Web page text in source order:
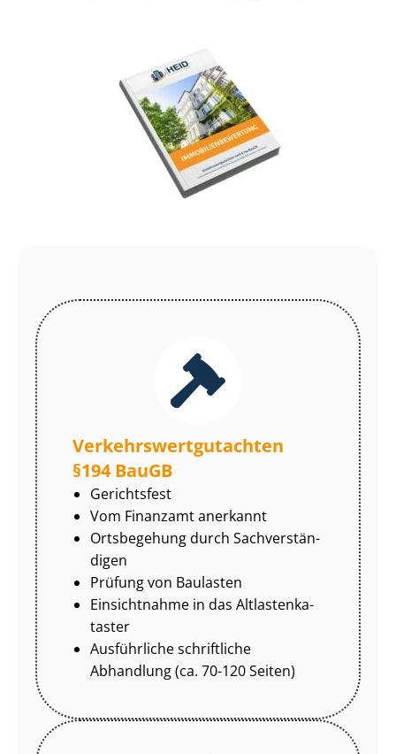
Ver­kehrs­wert­gut­ach­ten
§194 BauGB
Gerichtsfest
Vom Finanzamt anerkannt
Ortsbegehung durch Sach­ver­stän­
di­gen
Prüfung von Baulasten
Einsichtnahme in das Alt­las­ten­ka­
tas­ter
Ausführliche schriftliche
Abhandlung (ca. 70-120 Seiten)